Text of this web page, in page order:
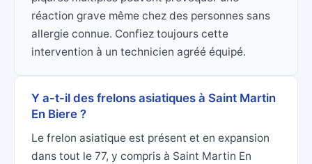
réaction grave même chez des personnes sans
allergie connue. Confiez toujours cette
intervention à un technicien agréé équipé.
Y a-t-il des frelons asiatiques à Saint Martin
En Biere ?
Le frelon asiatique est présent et en expansion
dans tout le 77, y compris à Saint Martin En